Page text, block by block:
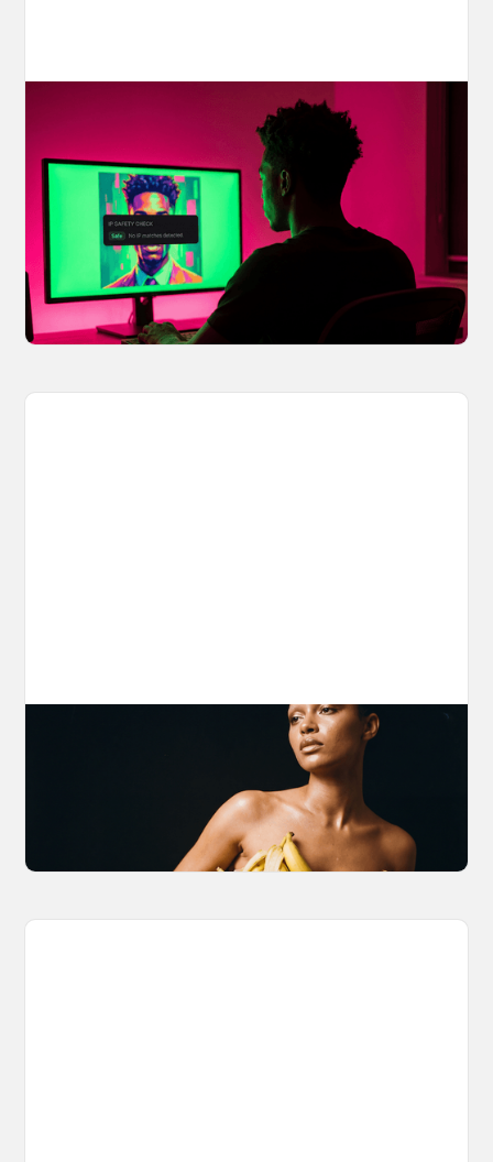
Your AI Creations, Protected: How
OpenArt's IP Safety Check Keeps
Creators Safe
You made something you love, but is it safe to
share? OpenArt's IP Safety Check, powered
by CopySight, lets you scan your creations for
potential IP issues before they leave your
hands.
April 2, 2026
The Nano Banana 2 Handbook
Brian from Litany of Ignition gives a hands-on
breakdown of what Gemini 2.0 Flash Image
can actually do, with the prompts to prove it.